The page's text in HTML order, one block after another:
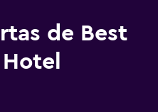
de Best